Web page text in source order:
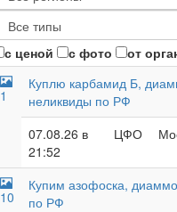
с ценой с фото от
1
Куплю карбамид Б,
неликвиды по РФ
07.08.26 в
21:52
ЦФО
10
Купим азофоска,
по РФ